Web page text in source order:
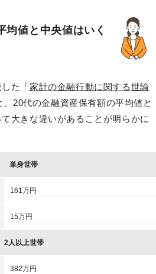
均値と中央値はいく
た「家計の金融行動に関する世論
、20代の金融資産保有額の平均値と
大きな違いがあることが明らかに
単身世帯
161万円
15万円
2人以上世帯
382万円